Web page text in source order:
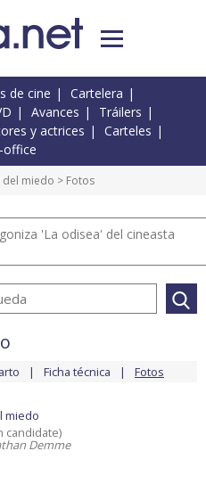
de cine
Cartelera
Avances
Tráilers
y actrices
Carteles
office
del miedo > Fotos
'La odisea' del cineasta
Ficha técnica Fotos
miedo
candidate)
Demme